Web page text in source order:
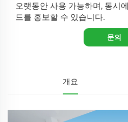
오랫동안 사용 가능하며, 동시
드를 홍보할 수 있습니다.
문의
개요